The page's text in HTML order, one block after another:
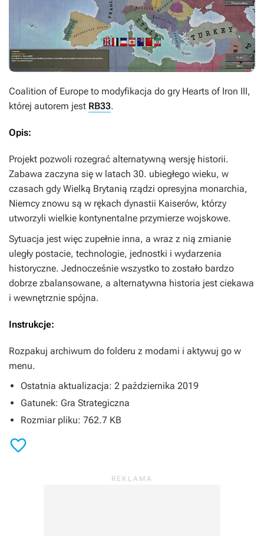
Coalition of Europe to modyfikacja do gry Hearts of Iron III,
której autorem jest RB33.
Opis:
Projekt pozwoli rozegrać alternatywną wersję historii.
Zabawa zaczyna się w latach 30. ubiegłego wieku, w
czasach gdy Wielką Brytanią rządzi opresyjna monarchia,
Niemcy znowu są w rękach dynastii Kaiserów, którzy
utworzyli wielkie kontynentalne przymierze wojskowe.
Sytuacja jest więc zupełnie inna, a wraz z nią zmianie
uległy postacie, technologie, jednostki i wydarzenia
historyczne. Jednocześnie wszystko to zostało bardzo
dobrze zbalansowane, a alternatywna historia jest ciekawa
i wewnętrznie spójna.
Instrukcje:
Rozpakuj archiwum do folderu z modami i aktywuj go w
menu.
Ostatnia aktualizacja: 2 października 2019
Gatunek: Gra Strategiczna
Rozmiar pliku: 762.7 KB
